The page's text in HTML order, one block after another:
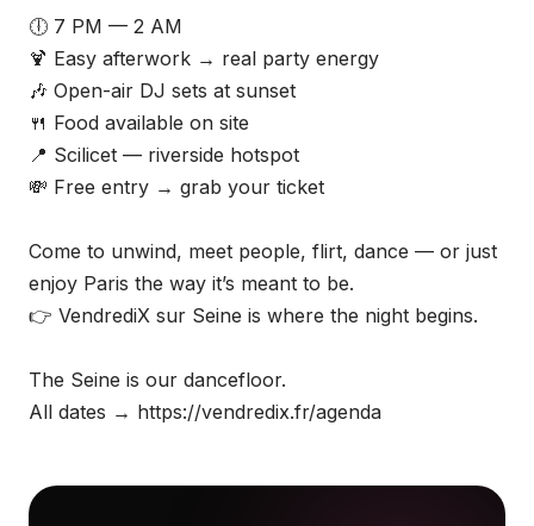
🕕 7 PM — 2 AM
🍹 Easy afterwork → real party energy
🎶 Open-air DJ sets at sunset
🍴 Food available on site
📍 Scilicet — riverside hotspot
💸 Free entry → grab your ticket
Come to unwind, meet people, flirt, dance — or just
enjoy Paris the way it’s meant to be.
👉 VendrediX sur Seine is where the night begins.
The Seine is our dancefloor.
All dates → https://vendredix.fr/agenda